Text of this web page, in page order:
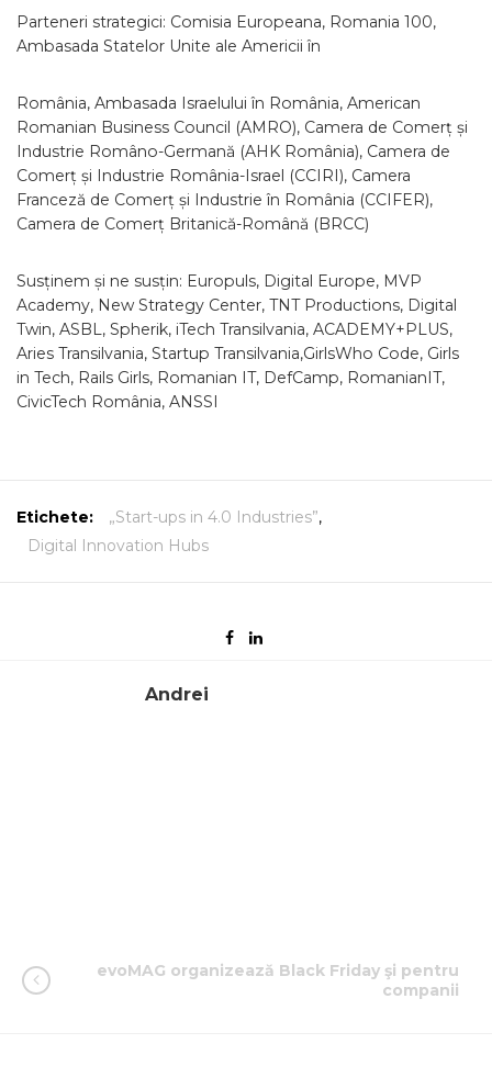
Parteneri strategici: Comisia Europeana, Romania 100,
Ambasada Statelor Unite ale Americii în
România, Ambasada Israelului în România, American
Romanian Business Council (AMRO), Camera de Comerț și
Industrie Româno-Germană (AHK România), Camera de
Comerț și Industrie România-Israel (CCIRI), Camera
Franceză de Comerț și Industrie în România (CCIFER),
Camera de Comerț Britanică-Română (BRCC)
Susținem și ne susțin: Europuls, Digital Europe, MVP
Academy, New Strategy Center, TNT Productions, Digital
Twin, ASBL, Spherik, iTech Transilvania, ACADEMY+PLUS,
Aries Transilvania, Startup Transilvania,GirlsWho Code, Girls
in Tech, Rails Girls, Romanian IT, DefCamp, RomanianIT,
CivicTech România, ANSSI
Etichete: „Start-ups in 4.0 Industries”,
Digital Innovation Hubs
Andrei
evoMAG organizează Black Friday şi pentru
companii